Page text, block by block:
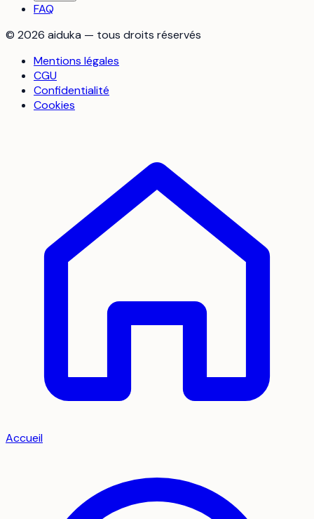
FAQ
© 2026 aiduka — tous droits réservés
Mentions légales
CGU
Confidentialité
Cookies
Accueil